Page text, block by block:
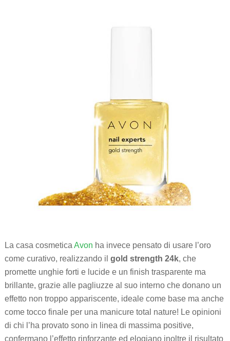
La casa cosmetica Avon ha invece pensato di usare l’oro
come curativo, realizzando il gold strength 24k, che
promette unghie forti e lucide e un finish trasparente ma
brillante, grazie alle pagliuzze al suo interno che donano un
effetto non troppo appariscente, ideale come base ma anche
come tocco finale per una manicure total nature! Le opinioni
di chi l’ha provato sono in linea di massima positive,
confermano l’effetto rinforzante ed elogiano inoltre il risultato